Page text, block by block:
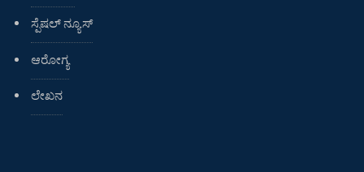
ಸ್ಪೆಷಲ್ ನ್ಯೂಸ್
ಆರೋಗ್ಯ
ಲೇಖನ